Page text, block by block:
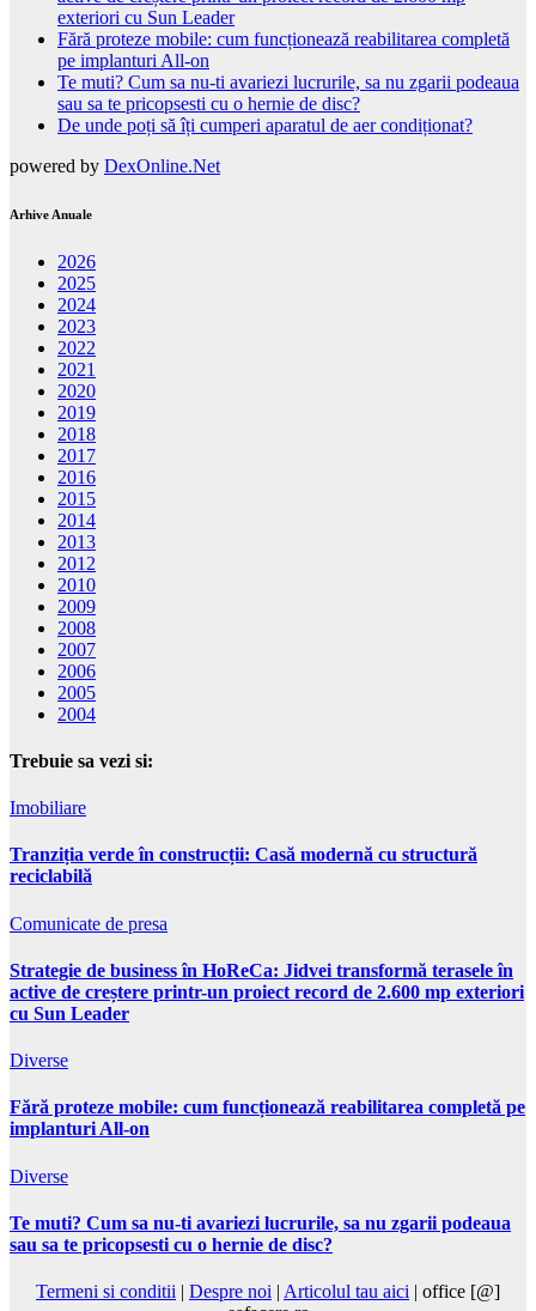
exteriori cu Sun Leader
Fără proteze mobile: cum funcționează reabilitarea completă
pe implanturi All-on
Te muti? Cum sa nu-ti avariezi lucrurile, sa nu zgarii podeaua
sau sa te pricopsesti cu o hernie de disc?
De unde poți să îți cumperi aparatul de aer condiționat?
powered by DexOnline.Net
Arhive Anuale
2026
2025
2024
2023
2022
2021
2020
2019
2018
2017
2016
2015
2014
2013
2012
2010
2009
2008
2007
2006
2005
2004
Trebuie sa vezi si:
Imobiliare
Tranziția verde în construcții: Casă modernă cu structură
reciclabilă
Comunicate de presa
Strategie de business în HoReCa: Jidvei transformă terasele în
active de creștere printr-un proiect record de 2.600 mp exteriori
cu Sun Leader
Diverse
Fără proteze mobile: cum funcționează reabilitarea completă pe
implanturi All-on
Diverse
Te muti? Cum sa nu-ti avariezi lucrurile, sa nu zgarii podeaua
sau sa te pricopsesti cu o hernie de disc?
Termeni si conditii | Despre noi | Articolul tau aici | office [@]